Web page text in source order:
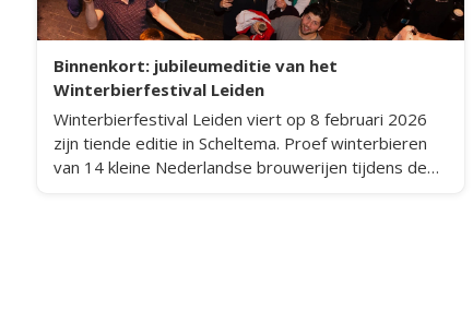
Binnenkort: jubileumeditie van het
Winterbierfestival Leiden
Winterbierfestival Leiden viert op 8 februari 2026
zijn tiende editie in Scheltema. Proef winterbieren
van 14 kleine Nederlandse brouwerijen tijdens de